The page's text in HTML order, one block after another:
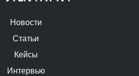
Новости
Статьи
Кейсы
Интервью